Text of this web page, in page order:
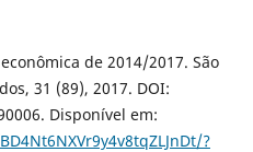
econômica de 2014/2017. São
31 (89), 2017. DOI:
Disponível em:
?